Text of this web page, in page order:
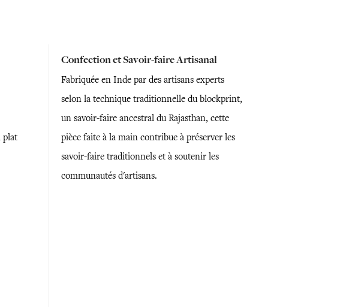
plat
Confection et Savoir-faire Artisanal
Fabriquée en Inde par des artisans experts
selon la technique traditionnelle du blockprint,
un savoir-faire ancestral du Rajasthan, cette
pièce faite à la main contribue à préserver les
savoir-faire traditionnels et à soutenir les
communautés d'artisans.